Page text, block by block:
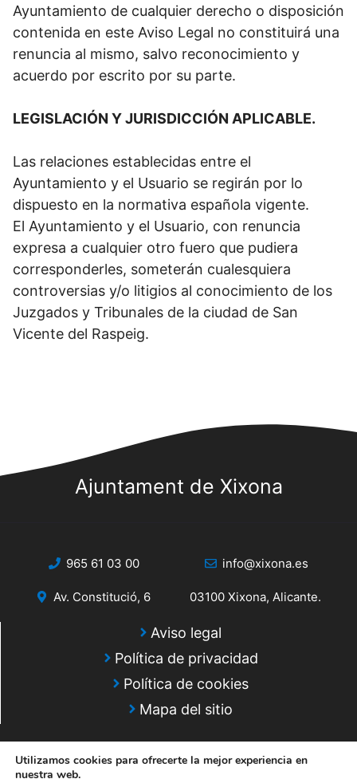
Ayuntamiento de cualquier derecho o disposición
contenida en este Aviso Legal no constituirá una
renuncia al mismo, salvo reconocimiento y
acuerdo por escrito por su parte.
LEGISLACIÓN Y JURISDICCIÓN APLICABLE.
Las relaciones establecidas entre el
Ayuntamiento y el Usuario se regirán por lo
dispuesto en la normativa española vigente.
El Ayuntamiento y el Usuario, con renuncia
expresa a cualquier otro fuero que pudiera
corresponderles, someterán cualesquiera
controversias y/o litigios al conocimiento de los
Juzgados y Tribunales de la ciudad de San
Vicente del Raspeig.
Ajuntament de Xixona
965 61 03 00 info@xixona.es
Av. Constitució, 6 03100 Xixona, Alicante.
Aviso legal
Política de privacidad
Política de cookies
Mapa del sitio
Utilizamos cookies para ofrecerte la mejor experiencia en
nuestra web.